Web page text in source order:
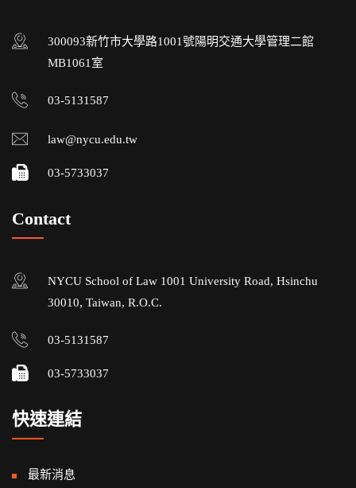
300093新竹市大學路1001號陽明交通大學管理二館
MB1061室
03-5131587
law@nycu.edu.tw
03-5733037
Contact
NYCU School of Law 1001 University Road, Hsinchu
30010, Taiwan, R.O.C.
03-5131587
03-5733037
快速連結
最新消息